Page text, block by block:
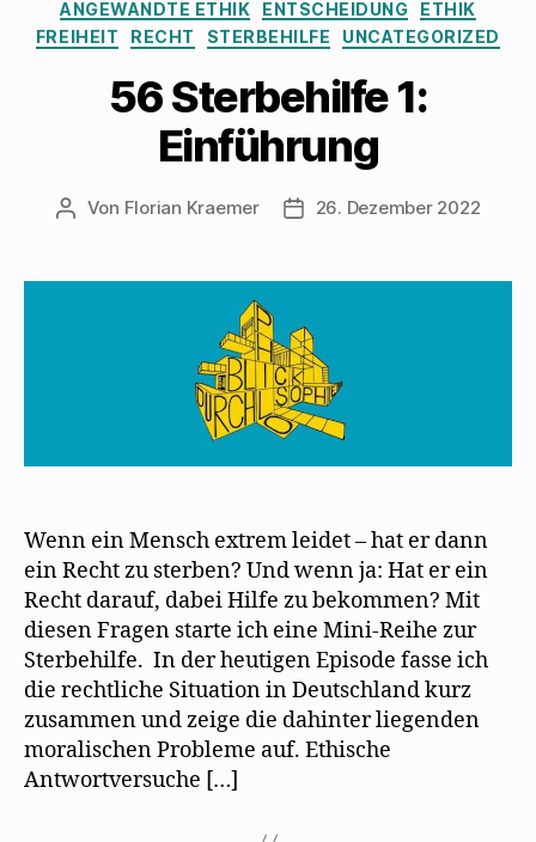
ANGEWANDTE ETHIK ENTSCHEIDUNG
ETHIK
FREIHEIT
RECHT STERBEHILFE UNCATEGORIZED
56 Sterbehilfe 1:
Einführung
Beitragsautor
Von Florian Kraemer Veröffentlichungsdatum
26. Dezember 2022
Wenn ein Mensch extrem leidet – hat er dann
ein Recht zu sterben? Und wenn ja: Hat er ein
Recht darauf, dabei Hilfe zu bekommen? Mit
diesen Fragen starte ich eine Mini-Reihe zur
Sterbehilfe. In der heutigen Episode fasse ich
die rechtliche Situation in Deutschland kurz
zusammen und zeige die dahinter liegenden
moralischen Probleme auf. Ethische
Antwortversuche […]